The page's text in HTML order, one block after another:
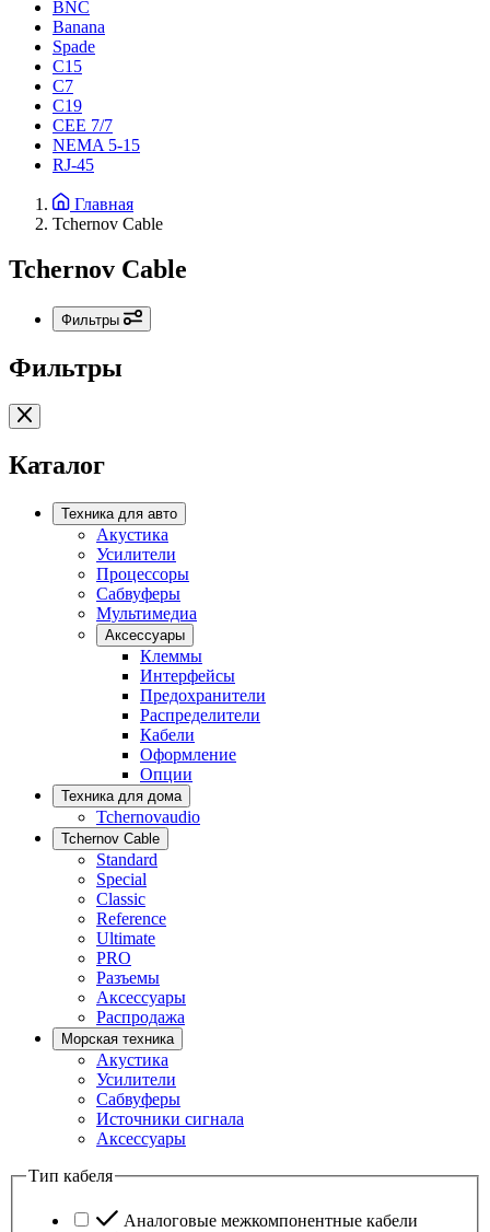
BNC
Banana
Spade
C15
С7
C19
CEE 7/7
NEMA 5-15
RJ-45
Главная
Tchernov Cable
Tchernov Cable
Фильтры
Фильтры
Каталог
Техника для авто
Акустика
Усилители
Процессоры
Сабвуферы
Мультимедиа
Аксессуары
Клеммы
Интерфейсы
Предохранители
Распределители
Кабели
Оформление
Опции
Техника для дома
Tchernovaudio
Tchernov Cable
Standard
Special
Classic
Reference
Ultimate
PRO
Разъемы
Аксессуары
Распродажа
Морская техника
Акустика
Усилители
Сабвуферы
Источники сигнала
Аксессуары
Тип кабеля
Аналоговые межкомпонентные кабели